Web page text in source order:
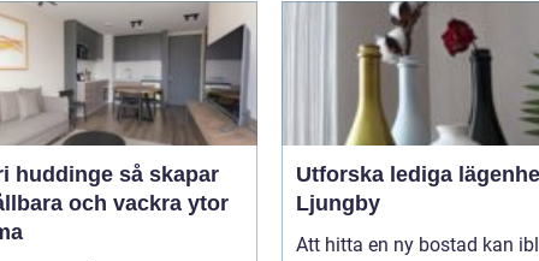
så skapar
och vackra ytor
Utforska lediga
Ljungby
Att hitta en ny bostad kan